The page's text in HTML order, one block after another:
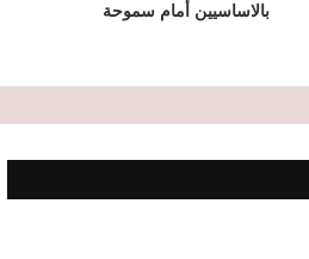
الجيوسياسية
بالاساسيين أمام سموحة